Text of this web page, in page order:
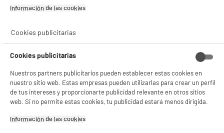
disclosure, we have put in place suitable physical,
secure the information we collect online.
How we use cookies
A cookie is a small file which asks permission to be placed
on your computer's hard drive. Once you agree, the file is
added and the cookie helps analyse web traffic or lets you
know when you visit a particular site. Cookies allow web
applications to respond to you as an individual. The web
Información de las cookies‎
Cookies publicitarias
Cookies publicitarias
Nuestros partners publicitarios pueden establecer estas cookies en
nuestro sitio web. Estas empresas pueden utilizarlas para crear un perfil
de tus intereses y proporcionarte publicidad relevante en otros sitios
web. Si no permite estas cookies, tu publicidad estará menos dirigida.
Información de las cookies‎